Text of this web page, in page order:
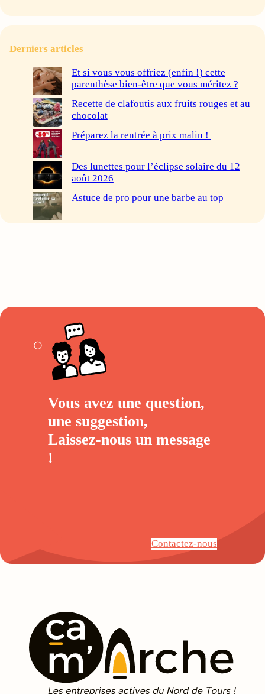
Derniers articles
Et si vous vous offriez (enfin !) cette
parenthèse bien-être que vous méritez ?
Recette de clafoutis aux fruits rouges et au
chocolat
Préparez la rentrée à prix malin !
Des lunettes pour l’éclipse solaire du 12
août 2026
Astuce de pro pour une barbe au top
Vous avez une question,
une suggestion,
Laissez-nous un message
!
Contactez-nous